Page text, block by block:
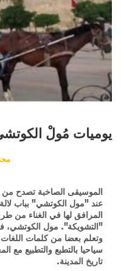
يوميات مُولْ
محسن
الموسيقى الصاخبة تصدح
عند "مول الكوتشي" بباب
المرافق لها في الغناء من
"التشويكة". مول الكوتشي،
وتعلم بعضا من كلمات اللغات
سياحيا بالتطبع والتطبيع مع
تاريخ المدينة.